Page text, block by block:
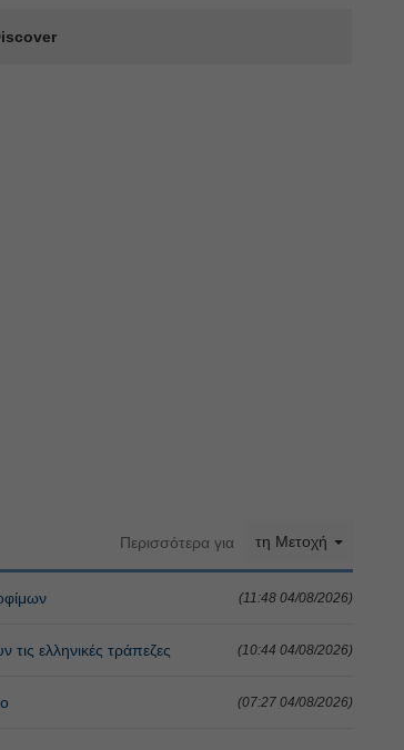
Περισσότερα για τη Μετοχή
(11:48 04/08/2026)
ελληνικές τράπεζες (10:44 04/08/2026)
(07:27 04/08/2026)